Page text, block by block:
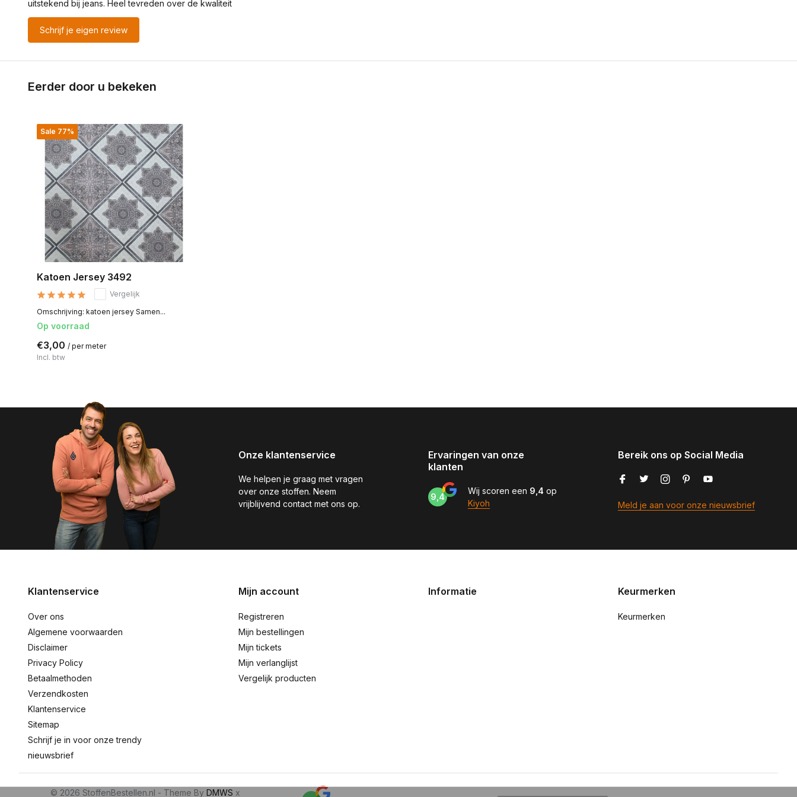
uitstekend bij jeans. Heel tevreden over de kwaliteit
Schrijf je eigen review
Eerder door u bekeken
Sale 77%
Katoen Jersey 3492
Vergelijk
Omschrijving: katoen jersey Samen...
Op voorraad
€3,00 / per meter
Incl. btw
Onze klantenservice
We helpen je graag met vragen
over onze stoffen. Neem
vrijblijvend contact met ons op.
Ervaringen van onze
klanten
9,4
Wij scoren een 9,4 op
Kiyoh
Bereik ons op Social Media
Meld je aan voor onze nieuwsbrief
Klantenservice
Over ons
Algemene voorwaarden
Disclaimer
Privacy Policy
Betaalmethoden
Verzendkosten
Klantenservice
Sitemap
Schrijf je in voor onze trendy
nieuwsbrief
Mijn account
Registreren
Mijn bestellingen
Mijn tickets
Mijn verlanglijst
Vergelijk producten
Informatie Keurmerken
Keurmerken
© 2026 StoffenBestellen.nl - Theme By DMWS x